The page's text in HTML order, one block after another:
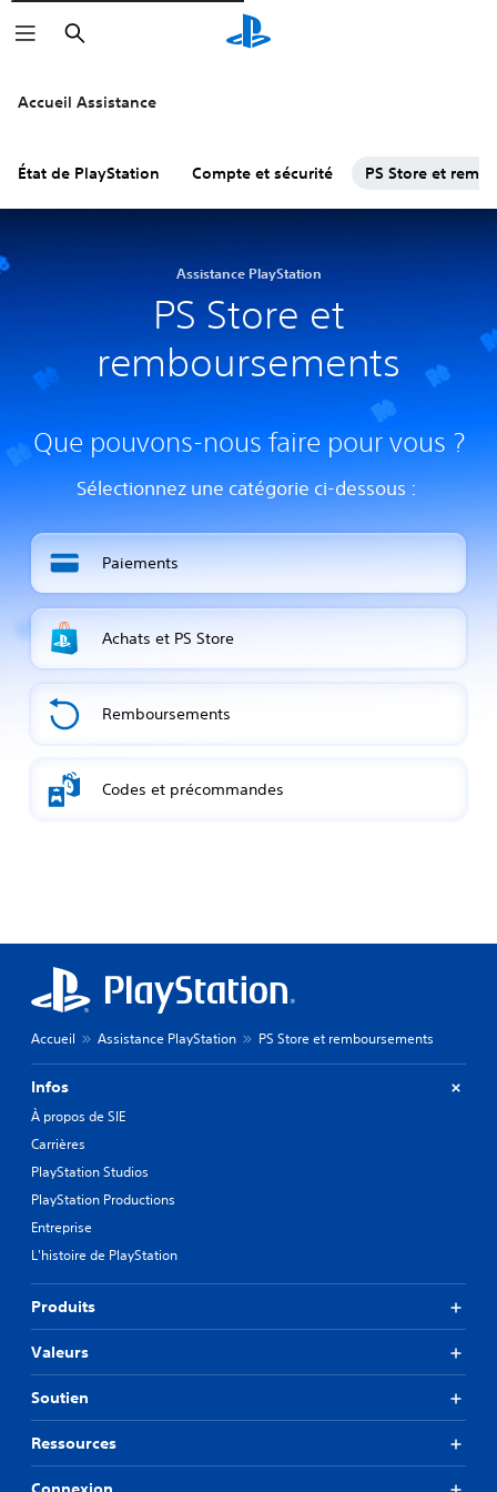
Rechercher
Accueil Assistance
État de PlayStation Compte et sécurité PS Store et
Assistance PlayStation
PS Store et
remboursements
Que pouvons-nous faire pour vous ?
Sélectionnez une catégorie ci-dessous :
Paiements
Achats et PS Store
Remboursements
Codes et précommandes
Accueil Assistance PlayStation PS Store et remboursements
Infos
À propos de SIE
Carrières
PlayStation Studios
PlayStation Productions
Entreprise
L'histoire de PlayStation
Produits
Valeurs
Soutien
Ressources